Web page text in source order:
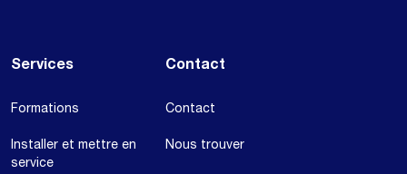
Services
Formations
Installer et mettre en
service
Contact
Contact
Nous trouver